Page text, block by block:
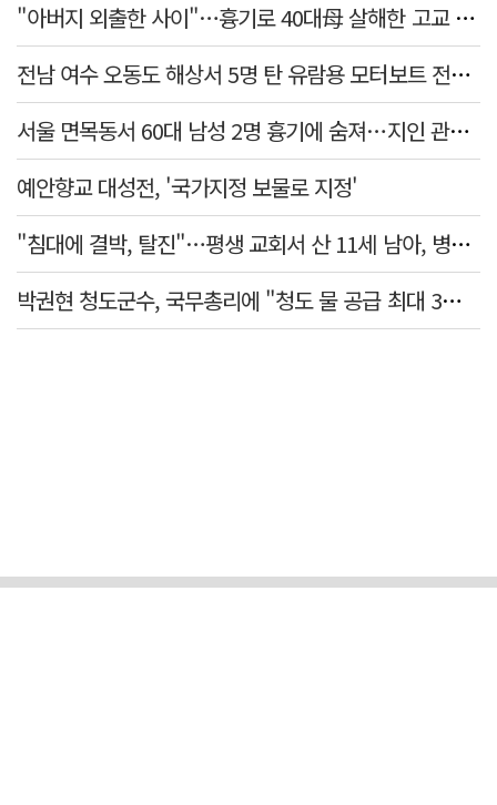
"아버지 외출한 사이"…흉기로 40대母 살해한 고교 자퇴생, 구속 기로에
전남 여수 오동도 해상서 5명 탄 유람용 모터보트 전복…2명 숨져
서울 면목동서 60대 남성 2명 흉기에 숨져…지인 관계로 추정
예안향교 대성전, '국가지정 보물로 지정'
"침대에 결박, 탈진"…평생 교회서 산 11세 남아, 병원 이송 끝 숨져
박권현 청도군수, 국무총리에 "청도 물 공급 최대 3만t 늘려달라"